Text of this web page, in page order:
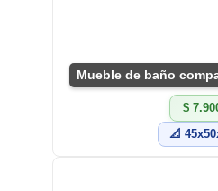
$
📐